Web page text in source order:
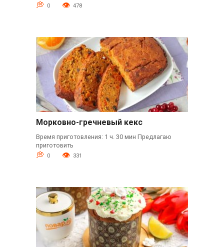
0 478
Морковно-гречневый кекс
Время приготовления: 1 ч. 30 мин Предлагаю
приготовить
0 331